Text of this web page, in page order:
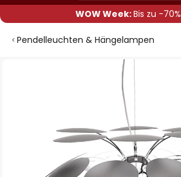
WOW Week:Bis zu -70%
Pendelleuchten & Hängelampen